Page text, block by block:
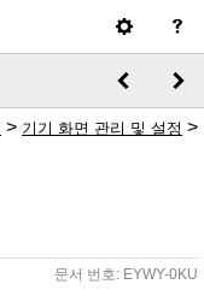
> 기기 화면 관리 및 설정 >
문서 번호: EYWY-0KU